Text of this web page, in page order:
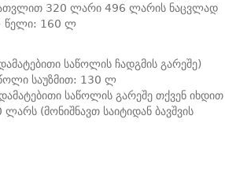
320 ლარი 496 ლარის ნაცვლად
წელი: 160 ლ
საწოლის ჩადგმის გარეშე)
საუზმით: 130 ლ
საწოლის გარეშე თქვენ იხდით
(მონიშნავთ საიტიდან ბავშვის